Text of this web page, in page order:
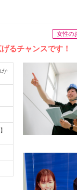
女性の
るチャンスです！
か